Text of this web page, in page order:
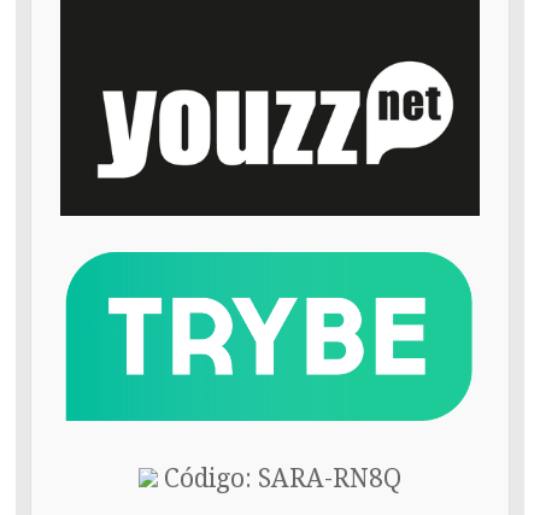
Código: SARA-RN8Q